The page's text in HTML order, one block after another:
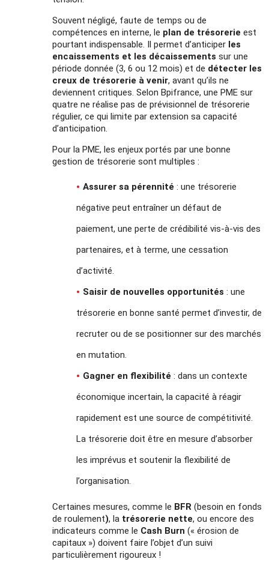
Souvent négligé, faute de temps ou de
compétences en interne, le plan de trésorerie est
pourtant indispensable. Il permet d’anticiper les
encaissements et les décaissements sur une
période donnée (3, 6 ou 12 mois) et de détecter les
creux de trésorerie à venir, avant qu’ils ne
deviennent critiques. Selon Bpifrance, une PME sur
quatre ne réalise pas de prévisionnel de trésorerie
régulier, ce qui limite par extension sa capacité
d’anticipation.
Pour la PME, les enjeux portés par une bonne
gestion de trésorerie sont multiples :
Assurer sa pérennité : une trésorerie
négative peut entraîner un défaut de
paiement, une perte de crédibilité vis-à-vis des
partenaires, et à terme, une cessation
d’activité.
Saisir de nouvelles opportunités : une
trésorerie en bonne santé permet d’investir, de
recruter ou de se positionner sur des marchés
en mutation.
Gagner en flexibilité : dans un contexte
économique incertain, la capacité à réagir
rapidement est une source de compétitivité.
La trésorerie doit être en mesure d’absorber
les imprévus et soutenir la flexibilité de
l’organisation.
Certaines mesures, comme le BFR (besoin en fonds
de roulement), la trésorerie nette, ou encore des
indicateurs comme le Cash Burn (« érosion de
capitaux ») doivent faire l’objet d’un suivi
particulièrement rigoureux !